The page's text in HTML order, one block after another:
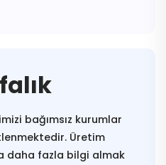
bağımsız kurumlar
Üretim
daha fazla bilgi almak